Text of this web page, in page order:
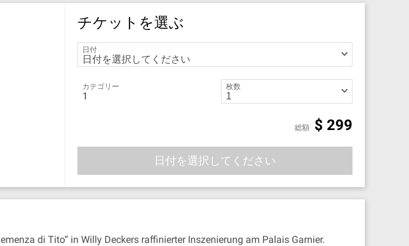
チケットを選ぶ
日付
カテゴリー
1
枚数
総額 $ 299
日付を選択してください
di Tito“ in Willy Deckers raffinierter Inszenierung am Palais Garnier.